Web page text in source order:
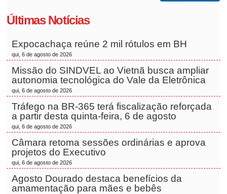
Últimas Notícias
Expocachaça reúne 2 mil rótulos em BH
qui, 6 de agosto de 2026
Missão do SINDVEL ao Vietnã busca ampliar
autonomia tecnológica do Vale da Eletrônica
qui, 6 de agosto de 2026
Tráfego na BR-365 terá fiscalização reforçada
a partir desta quinta-feira, 6 de agosto
qui, 6 de agosto de 2026
Câmara retoma sessões ordinárias e aprova
projetos do Executivo
qui, 6 de agosto de 2026
Agosto Dourado destaca benefícios da
amamentação para mães e bebês